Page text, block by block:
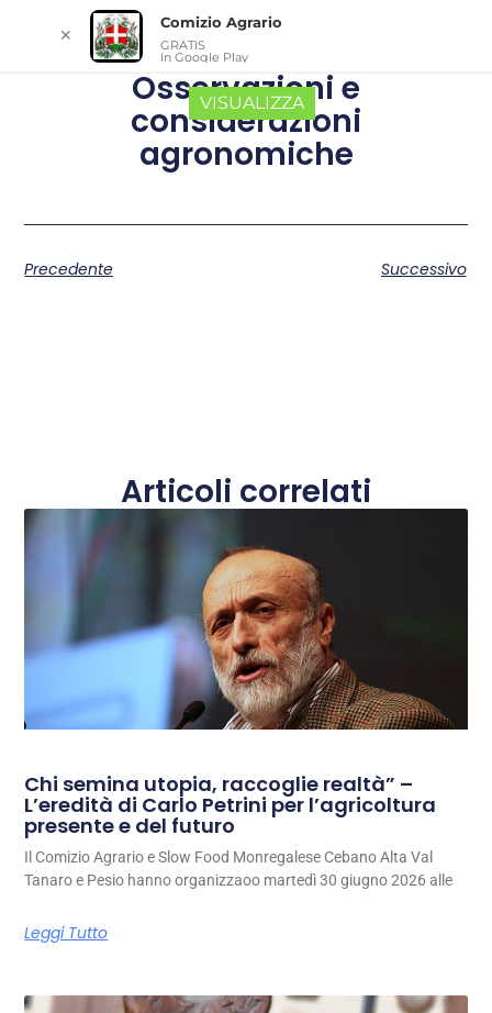
Osservazioni e
considerazioni
agronomiche
Precedente Successivo
Articoli correlati
Chi semina utopia, raccoglie realtà” –
L’eredità di Carlo Petrini per l’agricoltura
presente e del futuro
Il Comizio Agrario e Slow Food Monregalese Cebano Alta Val
Tanaro e Pesio hanno organizzaoo martedì 30 giugno 2026 alle
Leggi Tutto
✕
Comizio Agrario
GRATIS
In Google Play
VISUALIZZA